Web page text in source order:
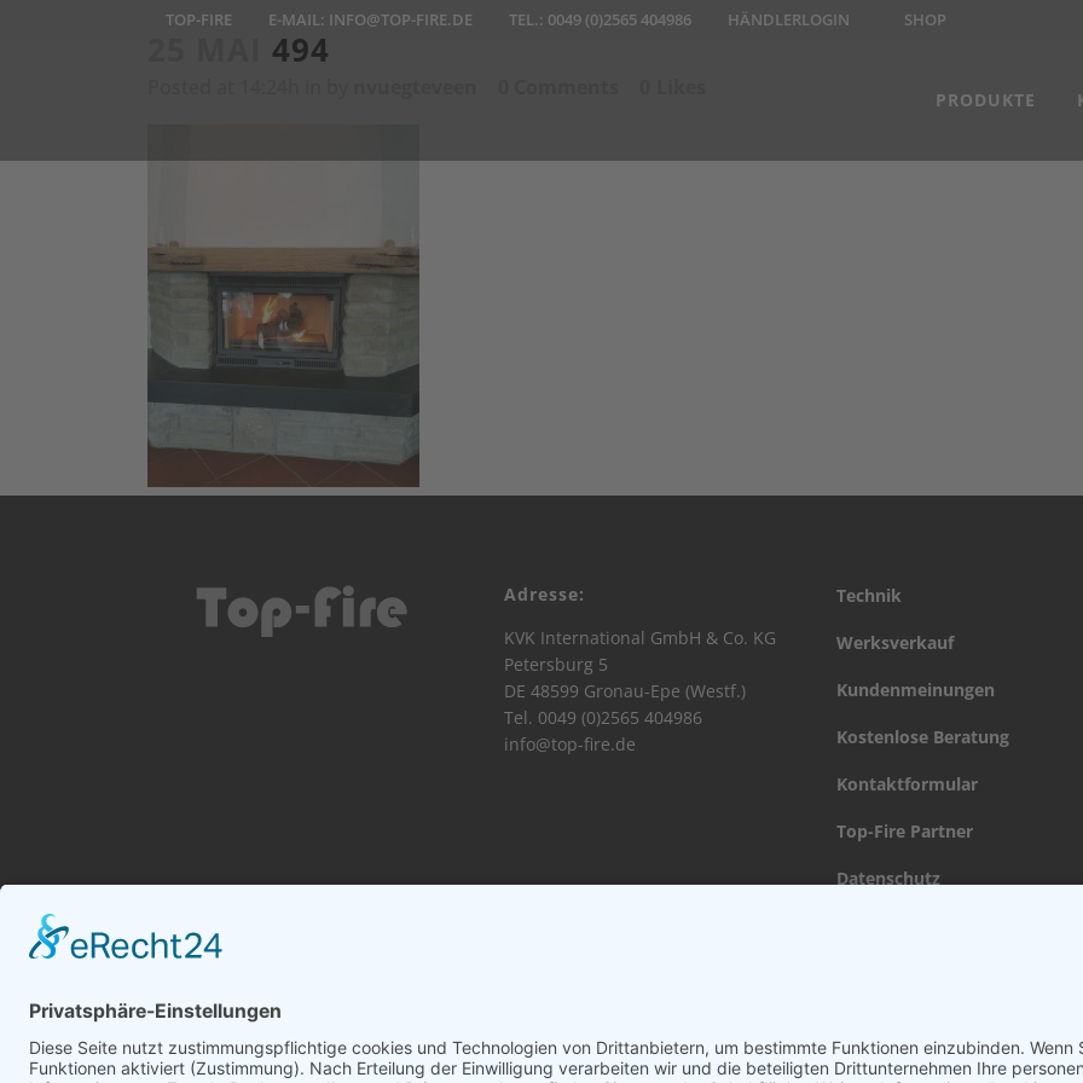
TOP-FIRE E-MAIL: INFO@TOP-FIRE.DE TEL.: 0049 (0)2565 404986 HÄNDLERLOGIN SHOP
PRODUKTE
494
Adresse:
KVK International GmbH & Co. KG
Petersburg 5
DE 48599 Gronau-Epe (Westf.)
Tel. 0049 (0)2565 404986
info@top-fire.de
Technik
Werksverkauf
Kundenmeinungen
Kostenlose Beratung
Kontaktformular
Top-Fire Partner
Datenschutz